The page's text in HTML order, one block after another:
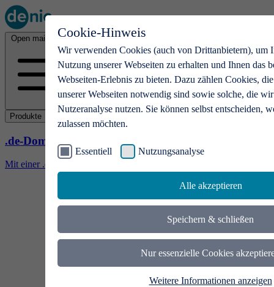
Cookie-Hinweis
Wir verwenden Cookies (auch von Drittanbietern), um
Nutzung unserer Webseiten zu erhalten und Ihnen das
Webseiten-Erlebnis zu bieten. Dazu zählen Cookies,
unserer Webseiten notwendig sind sowie solche, die
Nutzeranalyse nutzen. Sie können selbst entscheiden,
zulassen möchten.
Essentiell Nutzungsanalyse
Alle akzeptieren
Speichern & schließen
Nur essenzielle Cookies
Weitere Informationen anzeigen
Open main menu
Produkte
.de-Domains
Mit einer .de-Domain erhalten Ideen eine Bühne